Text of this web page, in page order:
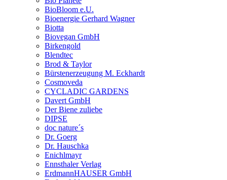
BioBloom e.U.
Bioenergie Gerhard Wagner
Biotta
Biovegan GmbH
Birkengold
Blendtec
Brod & Taylor
Bürstenerzeugung M. Eckhardt
Cosmoveda
CYCLADIC GARDENS
Davert GmbH
Der Biene zuliebe
DIPSE
doc nature´s
Dr. Goerg
Dr. Hauschka
Enichlmayr
Ennsthaler Verlag
ErdmannHAUSER GmbH